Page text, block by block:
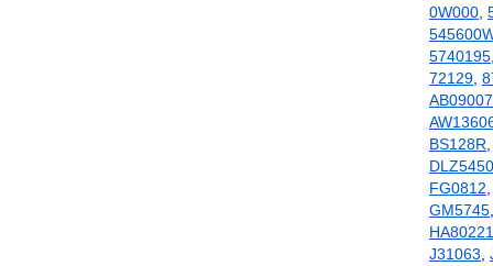
0W000
5740195
72129
BS128R
FG0812
GM5745
J31063